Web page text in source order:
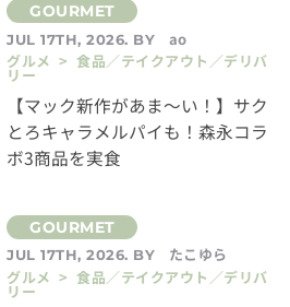
JUL 17TH, 2026. BY
ao
グルメ > 食品／テイクアウト／デリバ
リー
【マック新作があま～い！】サク
とろキャラメルパイも！森永コラ
ボ3商品を実食
JUL 17TH, 2026. BY
たこゆら
グルメ > 食品／テイクアウト／デリバ
リー